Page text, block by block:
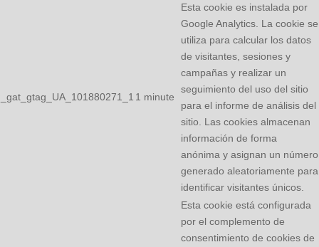
_gat_gtag_UA_101880271_1 1 minute
Esta cookie es instalada por
Google Analytics. La cookie se
utiliza para calcular los datos
de visitantes, sesiones y
campañas y realizar un
seguimiento del uso del sitio
para el informe de análisis del
sitio. Las cookies almacenan
información de forma
anónima y asignan un número
generado aleatoriamente para
identificar visitantes únicos.
Esta cookie está configurada
por el complemento de
consentimiento de cookies de